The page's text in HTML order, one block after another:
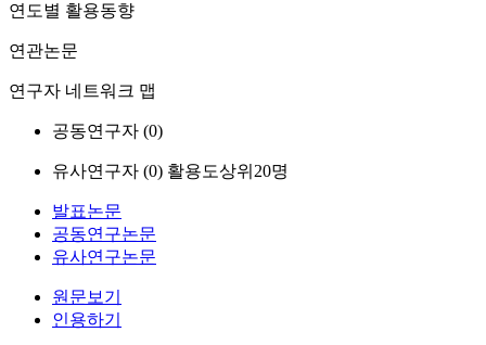
연도별 활용동향
연관논문
연구자 네트워크 맵
공동연구자 (0)
유사연구자 (0) 활용도상위20명
발표논문
공동연구논문
유사연구논문
원문보기
인용하기